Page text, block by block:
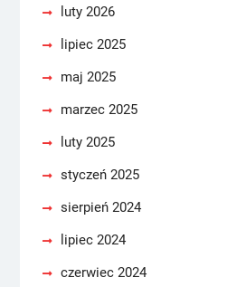
luty 2026
lipiec 2025
maj 2025
marzec 2025
luty 2025
styczeń 2025
sierpień 2024
lipiec 2024
czerwiec 2024